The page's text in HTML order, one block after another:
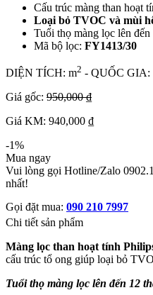
Cấu trúc màng than hoạt
Loại bỏ TVOC và mùi
Tuổi thọ màng lọc lên đến
Mã bộ lọc: FY1413/30
DIỆN TÍCH: m2 - QUỐC GIA:
Giá gốc: 950,000 ₫
Giá KM: 940,000 ₫
-1%
Mua ngay
Vui lòng gọi Hotline/Zalo
nhất!
Gọi đặt mua: 090 210 7997
Chi tiết sản phẩm
Màng lọc than hoạt tính
cấu trúc tổ ong giúp loại bỏ
Tuổi thọ màng lọc lên đến 12